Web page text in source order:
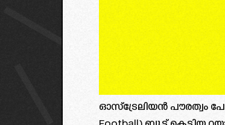
ഓസ്‌ട്രേലിയൻ പൗരത്വം